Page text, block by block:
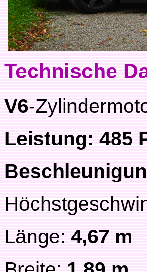
Technische
V6-
Leistung: 485
Länge:4,67 m